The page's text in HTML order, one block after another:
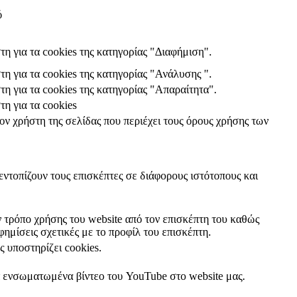
για τα cookies της κατηγορίας "Διαφήμιση".
για τα cookies της κατηγορίας "Ανάλυσης ".
για τα cookies της κατηγορίας "Απαραίτητα".
για τα cookies
χρήστη της σελίδας που περιέχει τους όρους χρήσης των
τους επισκέπτες σε διάφορους ιστότοπους και
χρήσης του website από τον επισκέπτη του καθώς
σχετικές με το προφίλ του επισκέπτη.
υποστηρίζει cookies.
ενσωματωμένα βίντεο του YouTube στο website μας.